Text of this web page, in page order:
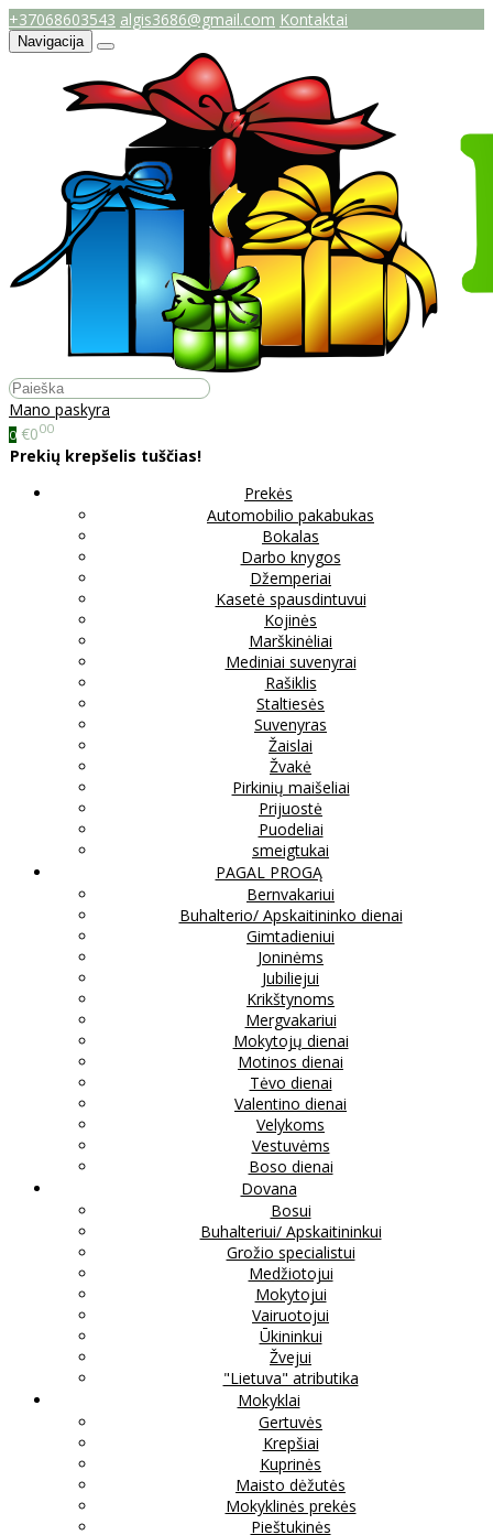
+37068603543 algis3686@gmail.com Kontaktai
Navigacija
Mano paskyra
0 €000
Prekių krepšelis tuščias!
Prekės
Automobilio pakabukas
Bokalas
Darbo knygos
Džemperiai
Kasetė spausdintuvui
Kojinės
Marškinėliai
Mediniai suvenyrai
Rašiklis
Staltiesės
Suvenyras
Žaislai
Žvakė
Pirkinių maišeliai
Prijuostė
Puodeliai
smeigtukai
PAGAL PROGĄ
Bernvakariui
Buhalterio/ Apskaitininko dienai
Gimtadieniui
Joninėms
Jubiliejui
Krikštynoms
Mergvakariui
Mokytojų dienai
Motinos dienai
Tėvo dienai
Valentino dienai
Velykoms
Vestuvėms
Boso dienai
Dovana
Bosui
Buhalteriui/ Apskaitininkui
Grožio specialistui
Medžiotojui
Mokytojui
Vairuotojui
Ūkininkui
Žvejui
"Lietuva" atributika
Mokyklai
Gertuvės
Krepšiai
Kuprinės
Maisto dėžutės
Mokyklinės prekės
Pieštukinės